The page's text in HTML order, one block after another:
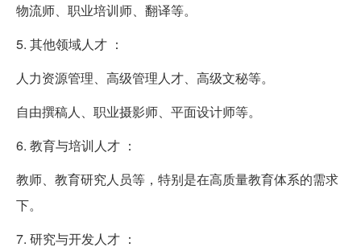
物流师、职业培训师、翻译等。
5. 其他领域人才 ：
人力资源管理、高级管理人才、高级文秘等。
自由撰稿人、职业摄影师、平面设计师等。
6. 教育与培训人才 ：
教师、教育研究人员等，特别是在高质量教育体系的需求
下。
7. 研究与开发人才 ：